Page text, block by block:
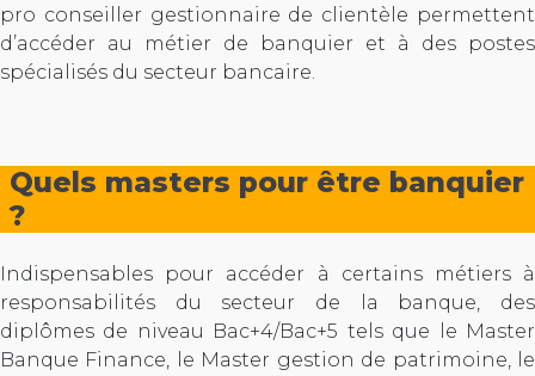
pro conseiller gestionnaire de clientèle permettent
d’accéder au métier de banquier et à des postes
spécialisés du secteur bancaire.
Quels masters pour être banquier
?
Indispensables pour accéder à certains métiers à
responsabilités du secteur de la banque, des
diplômes de niveau Bac+4/Bac+5 tels que le Master
Banque Finance, le Master gestion de patrimoine, le